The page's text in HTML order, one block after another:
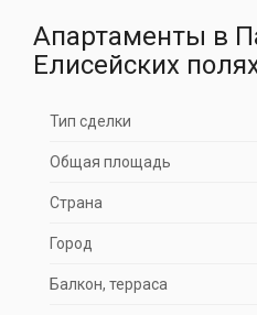
Апартаменты в
Елисейских
Тип сделки
Общая площадь
Страна
Город
Балкон, терраса